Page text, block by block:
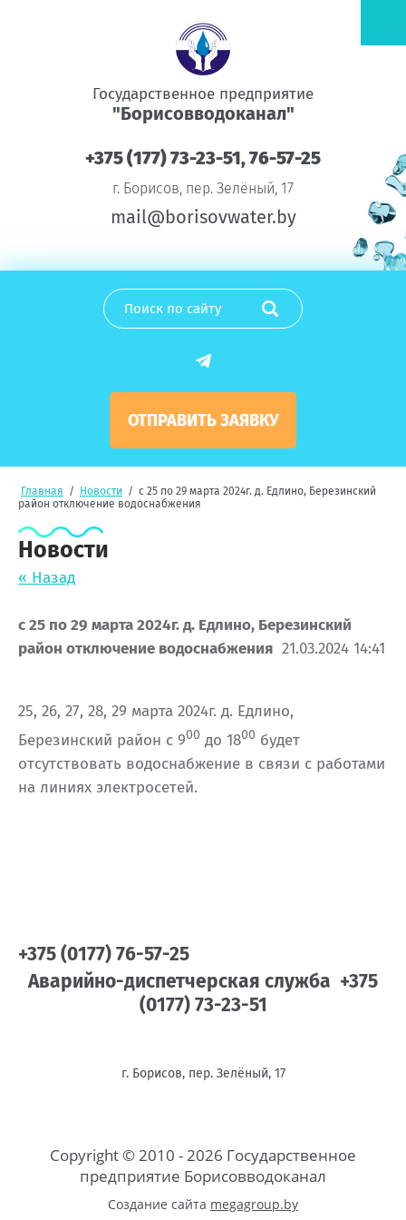
Государственное предприятие
"Борисовводоканал"
+375 (177) 73-23-51, 76-57-25
г. Борисов, пер. Зелёный, 17
mail@borisovwater.by
ОТПРАВИТЬ ЗАЯВКУ
Главная / Новости / с 25 по 29 марта 2024г. д. Едлино, Березинский
район отключение водоснабжения
Новости
« Назад
с 25 по 29 марта 2024г. д. Едлино, Березинский
район отключение водоснабжения 21.03.2024 14:41
25, 26, 27, 28, 29 марта 2024г. д. Едлино,
Березинский район с 900 до 1800 будет
отсутствовать водоснабжение в связи с работами
на линиях электросетей.
+375 (0177) 76-57-25
Аварийно-диспетчерская служба +375
(0177) 73-23-51
г. Борисов, пер. Зелёный, 17
Copyright © 2010 - 2026 Государственное
предприятие Борисовводоканал
Создание сайта megagroup.by